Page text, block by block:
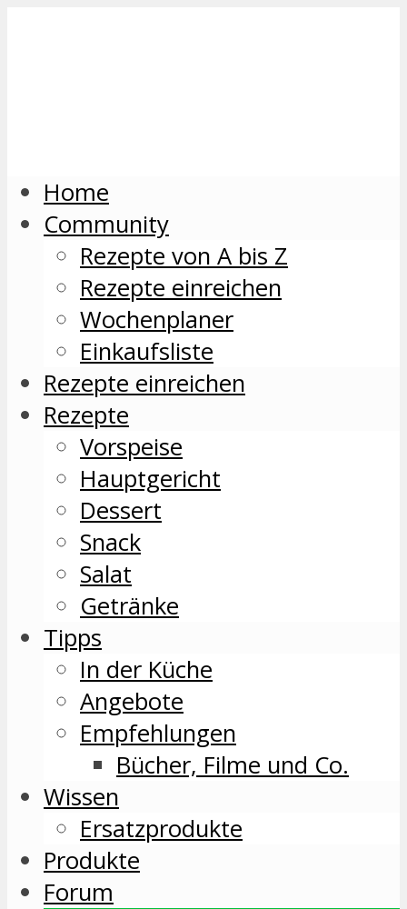
Home
Community
Rezepte von A bis Z
Rezepte einreichen
Wochenplaner
Einkaufsliste
Rezepte einreichen
Rezepte
Vorspeise
Hauptgericht
Dessert
Snack
Salat
Getränke
Tipps
In der Küche
Angebote
Empfehlungen
Bücher, Filme und Co.
Wissen
Ersatzprodukte
Produkte
Forum